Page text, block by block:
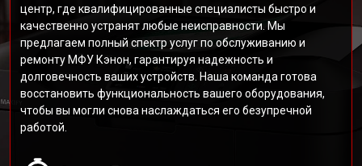
центр, где квалифицированные специалисты быстро и
качественно устранят любые неисправности. Мы
предлагаем полный спектр услуг по обслуживанию и
ремонту МФУ Кэнон, гарантируя надежность и
долговечность ваших устройств. Наша команда готова
восстановить функциональность вашего оборудования,
чтобы вы могли снова наслаждаться его безупречной
работой.